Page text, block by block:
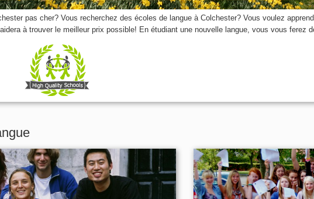
pas cher? Vous recherchez des écoles de langue à Colchester? Vous voulez
à trouver le meilleur prix possible! En étudiant une nouvelle langue, vous vous ferez